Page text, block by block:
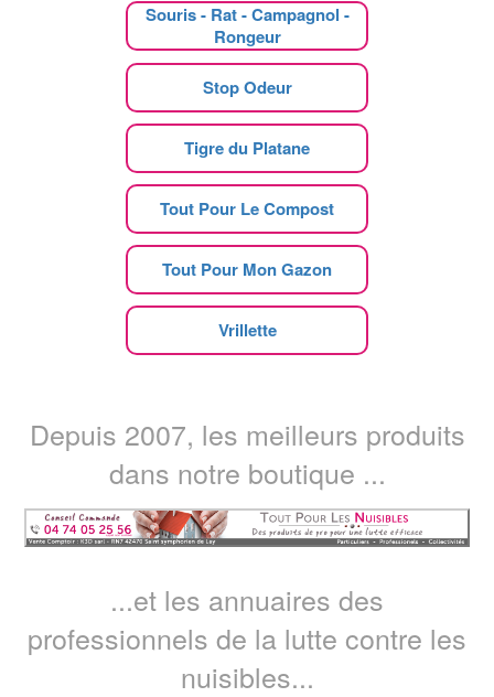
Souris - Rat - Campagnol -
Rongeur
Stop Odeur
Tigre du Platane
Tout Pour Le Compost
Tout Pour Mon Gazon
Vrillette
Depuis 2007, les meilleurs produits
dans notre boutique ...
...et les annuaires des
professionnels de la lutte contre les
nuisibles...